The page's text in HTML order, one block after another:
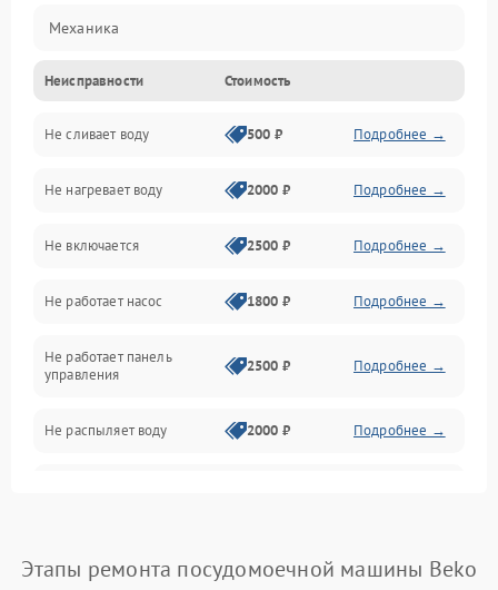
Механика
Управление
Электропитание
Датчики
Нагрев
Вода
Гигиена
Программное обеспечение
Неисправности Стоимость
Не сливает воду 500 ₽ Подробнее →
Не нагревает воду 2000 ₽ Подробнее →
Не включается 2500 ₽ Подробнее →
Не работает насос 1800 ₽ Подробнее →
Не работает панель
управления
2500 ₽ Подробнее →
Не распыляет воду 2000 ₽ Подробнее →
воды
1800 ₽ Подробнее →
Этапы ремонта посудомоечной машины Beko